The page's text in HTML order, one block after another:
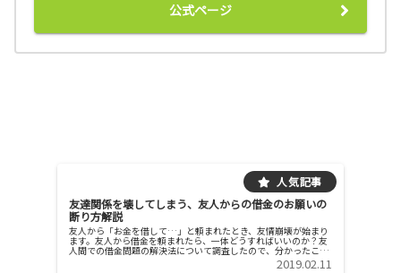
公式ページ
友達関係を壊してしまう、友人からの借金のお願いの
断り方解説
友人から「お金を借して…」と頼まれたとき、友情崩壊が始まり
ます。友人から借金を頼まれたら、一体どうすればいいのか？友
人間での借金問題の解決法について調査したので、分かったこと
を報告します。友達からの借金のお願いの上手な断り方お金を貸
2019.02.11